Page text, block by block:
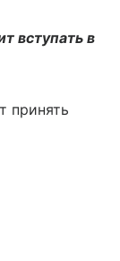
вступать в
принять